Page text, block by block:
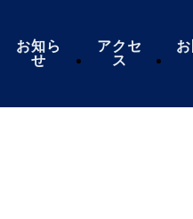
お知ら
せ
アクセ
ス